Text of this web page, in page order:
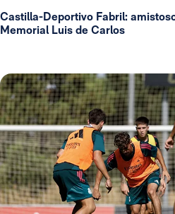
Castilla-Deportivo Fabril:
Memorial Luis de Carlos